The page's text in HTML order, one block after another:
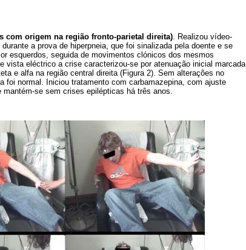
com origem na região fronto-parietal direita) . Realizou vídeo-
a prova de hiperpneia, que foi sinalizada pela doente e se
esquerdos, seguida de movimentos clónicos dos mesmos
vista eléctrico a crise caracterizou-se por atenuação inicial marcada
e alfa na região central direita (Figura 2). Sem alterações no
foi normal. Iniciou tratamento com carbamazepina, com ajuste
se sem crises epilépticas há três anos.